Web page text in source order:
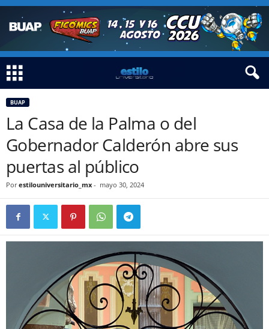
BUAP
La Casa de la Palma o del
Gobernador Calderón abre sus
puertas al público
Por estilouniversitario_mx - mayo 30, 2024